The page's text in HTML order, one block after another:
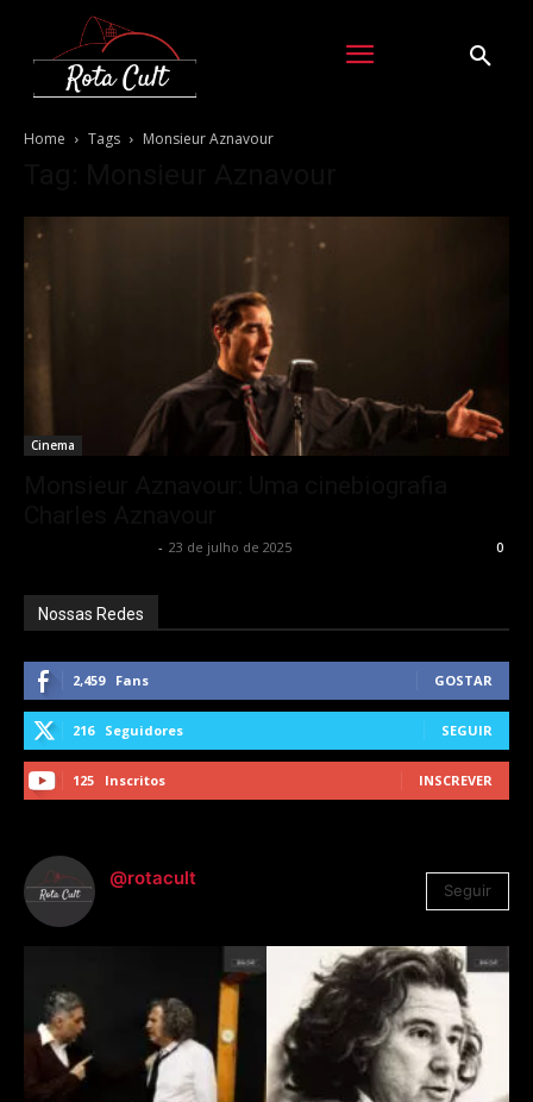
Home Tags Monsieur Aznavour
Cinema
- 23 de julho de 2025 0
Nossas Redes
2,459 Fans GOSTAR
216 Seguidores SEGUIR
125 Inscritos INSCREVER
@rotacult
Seguir